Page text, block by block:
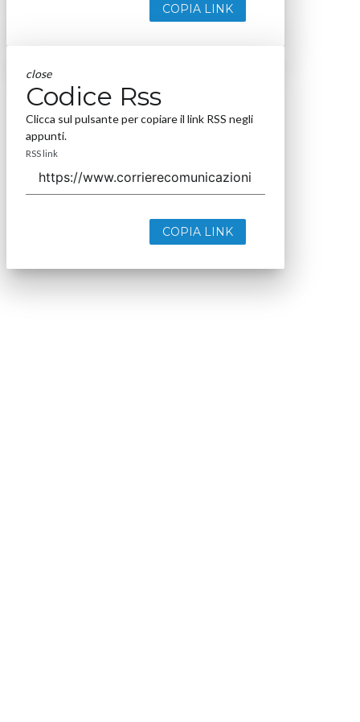
COPIA LINK
close
Codice Rss
Clicca sul pulsante per copiare il link RSS negli
appunti.
RSS link
COPIA LINK